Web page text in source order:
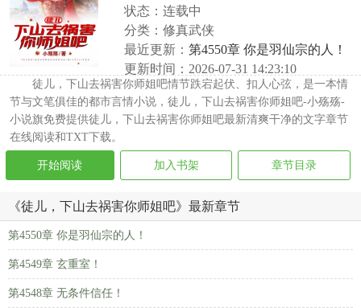
状态：连载中
分类：修真武侠
最近更新： 第4550章 你是羽仙宗的人！
更新时间：2026-07-31 14:23:10
徒儿，下山去祸害你师姐吧情节跌宕起伏、扣人心弦，是一本情
节与文笔俱佳的都市言情小说，徒儿，下山去祸害你师姐吧-小殇殇-
小说旗免费提供徒儿，下山去祸害你师姐吧最新清爽干净的文字章节
在线阅读和TXT下载。
开始阅读 加入书架 章节目录
《徒儿，下山去祸害你师姐吧》最新章节
第4550章 你是羽仙宗的人！
第4549章 玄重室！
第4548章 无条件信任！